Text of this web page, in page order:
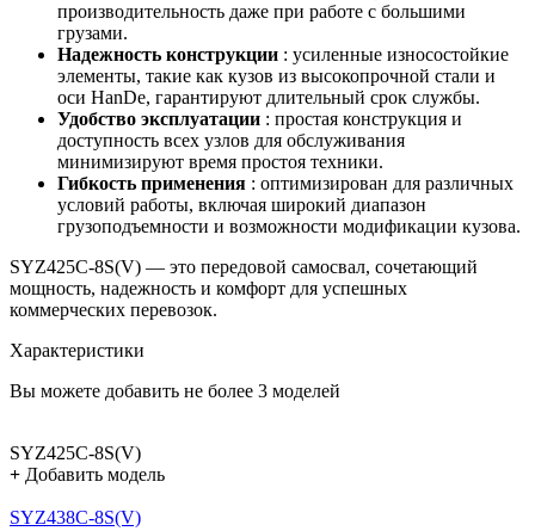
производительность даже при работе с большими
грузами.
Надежность конструкции : усиленные износостойкие
элементы, такие как кузов из высокопрочной стали и
оси HanDe, гарантируют длительный срок службы.
Удобство эксплуатации : простая конструкция и
доступность всех узлов для обслуживания
минимизируют время простоя техники.
Гибкость применения : оптимизирован для различных
условий работы, включая широкий диапазон
грузоподъемности и возможности модификации кузова.
SYZ425C-8S(V) — это передовой самосвал, сочетающий
мощность, надежность и комфорт для успешных
коммерческих перевозок.
Характеристики
Вы можете добавить не более 3 моделей
SYZ425C-8S(V)
+ Добавить модель
SYZ438C-8S(V)